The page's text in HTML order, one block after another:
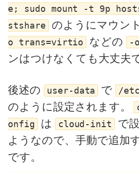
e; sudo mount -t 9p
stshare のようにマウン
o trans=virtio
などの -o
ンはつけなくても大丈夫
後述の user-data で /
のように設定されます。
onfig は cloud-init
で
ようなので、手動で追加
です。